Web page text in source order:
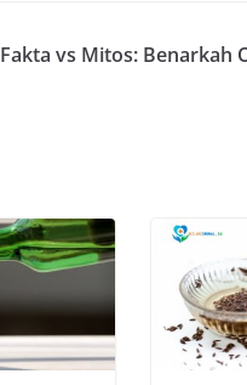
Fakta vs Mitos: Benarkah